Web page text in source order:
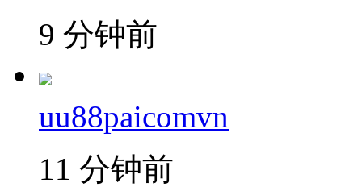
9 分钟前
uu88paicomvn
11 分钟前